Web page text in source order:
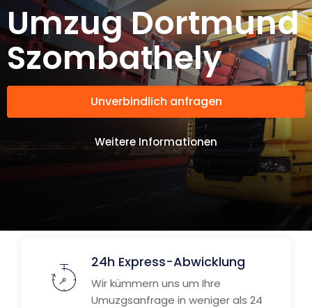
Umzug Dortmund
Szombathely
Unverbindlich anfragen
Weitere Informationen
24h Express-Abwicklung
Wir kümmern uns um Ihre
Umuzgsanfrage in weniger als 24